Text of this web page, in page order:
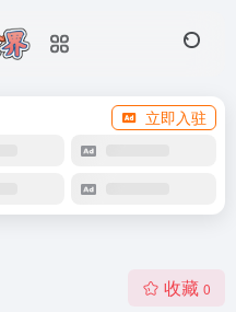
立即入驻
收藏 0